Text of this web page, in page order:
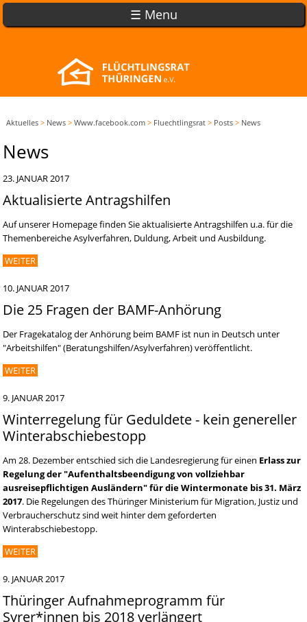
☰ Menu
Aktuelles > News > Www.facebook.com > Fluechtlingsrat > Posts > News
News
23. JANUAR 2017
Aktualisierte Antragshilfen
Auf unserer Homepage finden Sie aktualisierte Antragshilfen u.a. für die
Themenbereiche Asylverfahren, Duldung, Arbeit und Ausbildung.
WEITER
10. JANUAR 2017
Die 25 Fragen der BAMF-Anhörung
Der Fragekatalog der Anhörung beim BAMF ist nun in Deutsch unter
"Arbeitshilfen" (Beratungshilfen/Asylverfahren) veröffentlicht.
WEITER
9. JANUAR 2017
Winterregelung für Geduldete - kein genereller
Winterabschiebestopp
Am 28. Dezember entschied sich die Landesregierung für einen Erlass zur
Regelung der "Aufenthaltsbeendigung von vollziehbar
ausreisepflichtigen Ausländern" für die Wintermonate bis 31. März
2017. Die Regelungen des Thüringer Ministerium für Migration, Justiz und
Verbraucherschutz sind weit hinter dem geforderten
Winterabschiebestopp.
WEITER
9. JANUAR 2017
Thüringer Aufnahmeprogramm für
Syrer*innen bis 2018 verlängert